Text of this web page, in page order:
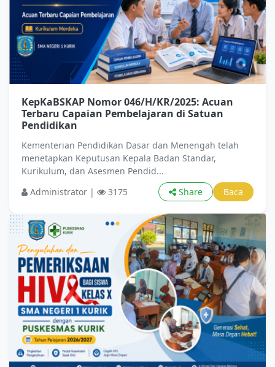
KepKaBSKAP Nomor 046/H/KR/2025: Acuan
Terbaru Capaian Pembelajaran di Satuan
Pendidikan
Kementerian Pendidikan Dasar dan Menengah telah
menetapkan Keputusan Kepala Badan Standar,
Kurikulum, dan Asesmen Pendid...
Administrator |
3175 Share Baca